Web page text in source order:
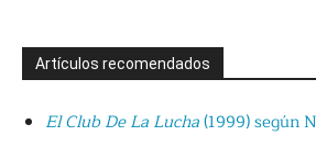
Artículos recomendados
El Club De La Lucha(1999) según